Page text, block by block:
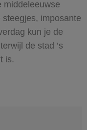
middeleeuwse
imposante
kun je de
de stad ’s
is.